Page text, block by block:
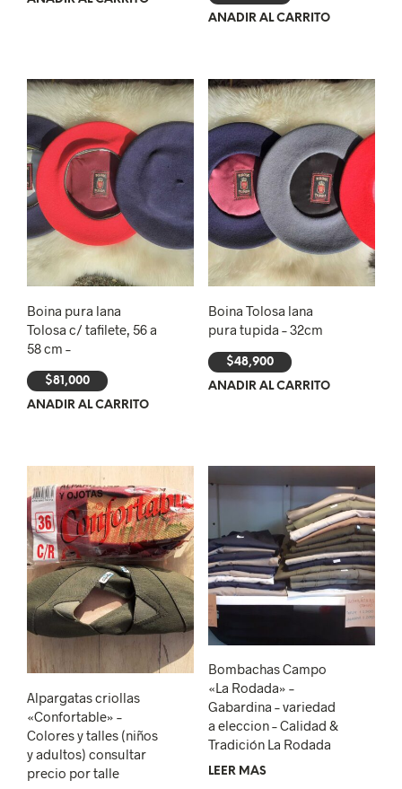
AÑADIR AL CARRITO
Boina pura lana
Tolosa c/ tafilete, 56 a
58 cm –
$81,000
AÑADIR AL CARRITO
Boina Tolosa lana
pura tupida – 32cm
$48,900
AÑADIR AL CARRITO
Alpargatas criollas
«Confortable» –
Colores y talles (niños
y adultos) consultar
precio por talle
Bombachas Campo
«La Rodada» –
Gabardina – variedad
a eleccion – Calidad &
Tradición La Rodada
LEER MÁS